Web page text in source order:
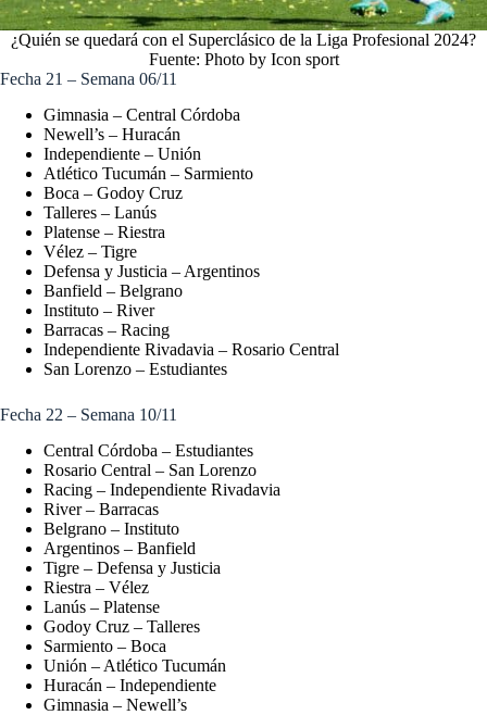
¿Quién se quedará con el Superclásico de la Liga Profesional 2024?
Fuente: Photo by Icon sport
Fecha 21 – Semana 06/11
Gimnasia – Central Córdoba
Newell’s – Huracán
Independiente – Unión
Atlético Tucumán – Sarmiento
Boca – Godoy Cruz
Talleres – Lanús
Platense – Riestra
Vélez – Tigre
Defensa y Justicia – Argentinos
Banfield – Belgrano
Instituto – River
Barracas – Racing
Independiente Rivadavia – Rosario Central
San Lorenzo – Estudiantes
Fecha 22 – Semana 10/11
Central Córdoba – Estudiantes
Rosario Central – San Lorenzo
Racing – Independiente Rivadavia
River – Barracas
Belgrano – Instituto
Argentinos – Banfield
Tigre – Defensa y Justicia
Riestra – Vélez
Lanús – Platense
Godoy Cruz – Talleres
Sarmiento – Boca
Unión – Atlético Tucumán
Huracán – Independiente
Gimnasia – Newell’s